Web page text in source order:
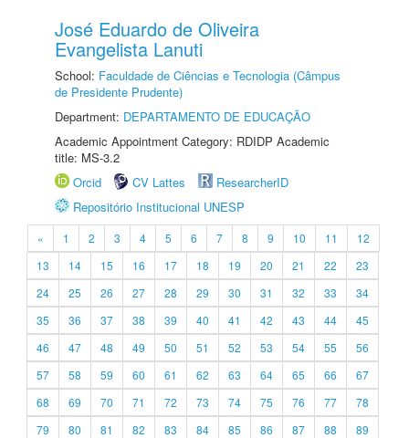
José Eduardo de Oliveira
Evangelista Lanuti
School: Faculdade de Ciências e Tecnologia (Câmpus
de Presidente Prudente)
Department: DEPARTAMENTO DE EDUCAÇÃO
Academic Appointment Category: RDIDP Academic
title: MS-3.2
Orcid
CV Lattes
ResearcherID
Repositório Institucional UNESP
« 1 2 3 4 5 6 7 8 9 10 11
12
13
14 15 16 17 18 19 20 21 22
23
24
25 26 27 28 29 30 31 32 33
34
35
36 37 38 39 40 41 42 43 44
45
46
47 48 49 50 51 52 53 54 55
56
57
58 59 60 61 62 63 64 65 66
67
68
69 70 71 72 73 74 75 76 77
78
79
80 81 82 83 84 85 86 87 88
89